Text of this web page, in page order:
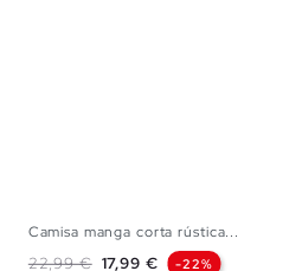
Camisa manga corta rústica...
Precio base
22,99 € Precio
17,99 € -22%